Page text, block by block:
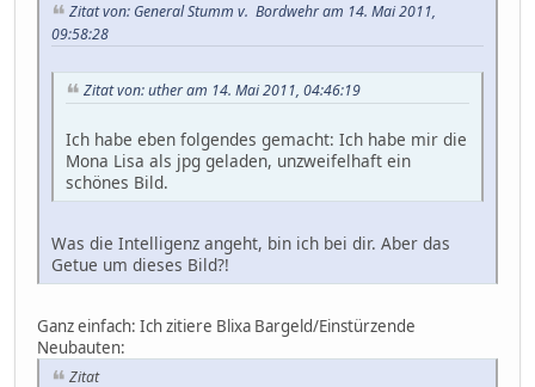
Zitat von: General Stumm v. Bordwehr am 14. Mai 2011,
09:58:28
Zitat von: uther am 14. Mai 2011, 04:46:19
Ich habe eben folgendes gemacht: Ich habe mir die
Mona Lisa als jpg geladen, unzweifelhaft ein
schönes Bild.
Was die Intelligenz angeht, bin ich bei dir. Aber das
Getue um dieses Bild?!
Ganz einfach: Ich zitiere Blixa Bargeld/Einstürzende
Neubauten:
Zitat